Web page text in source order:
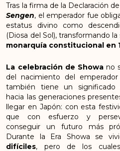
Tras la firma de la Declaración
Sengen, el emperador fue
estatus divino como
(Diosa del Sol), transformando
monarquía constitucional en
La celebración de Showano
del nacimiento del
también tiene un significado
hacia las generaciones
llegar en Japón: con esta
que con esfuerzo y
conseguir un futuro más
Durante la Era Showa se
difíciles, pero de los